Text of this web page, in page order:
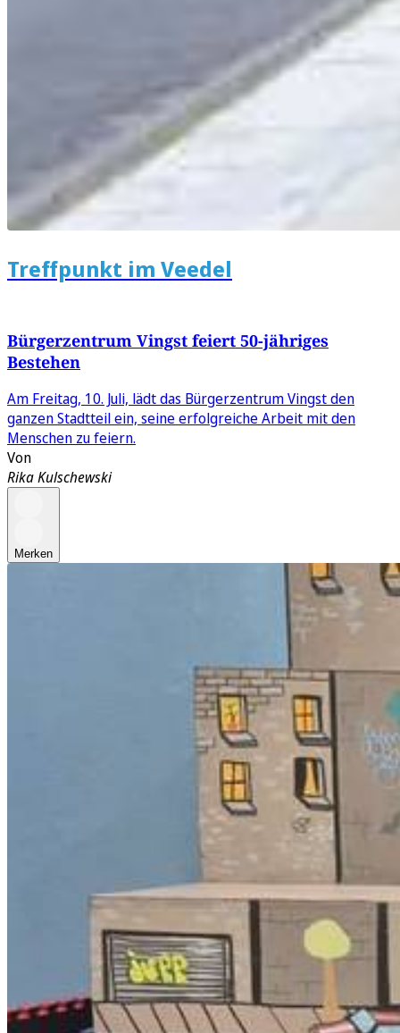
Treffpunkt im Veedel
Bürgerzentrum Vingst feiert 50-jähriges
Bestehen
Am Freitag, 10. Juli, lädt das Bürgerzentrum Vingst den
ganzen Stadtteil ein, seine erfolgreiche Arbeit mit den
Menschen zu feiern.
Von
Rika Kulschewski
Merken